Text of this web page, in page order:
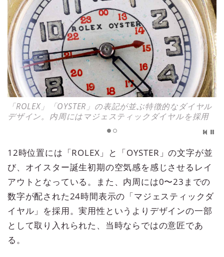
「ROLEX」「OYSTER」の表記が並ぶ特徴的なダイヤル
デザイン。内周にはマジェスティックダイヤルを採用
12時位置には「ROLEX」と「OYSTER」の文字が並
び、オイスター誕生初期の空気感を感じさせるレイ
アウトとなっている。また、内周には0〜23までの
数字が配された24時間表示の「マジェスティックダ
イヤル」を採用。実用性というよりデザインの一部
として取り入れられた、当時ならではの意匠であ
る。